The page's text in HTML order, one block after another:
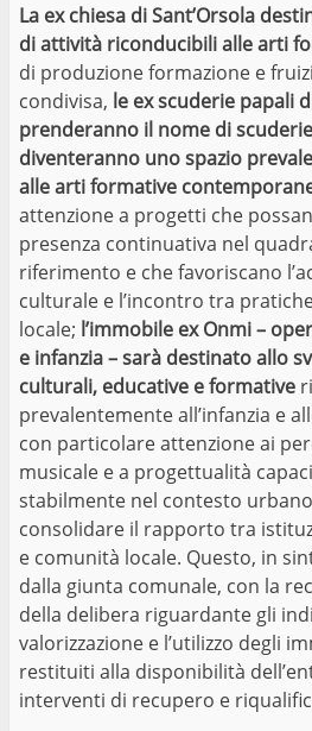
La ex chiesa di Sant’Orsola
di attività riconducibili alle arti
di produzione formazione e
condivisa, le ex scuderie papali
prenderanno il nome di
diventeranno uno spazio
alle arti formative
attenzione a progetti che
presenza continuativa nel
riferimento e che favoriscano
culturale e l’incontro tra
locale; l’immobile ex Onmi –
e infanzia – sarà destinato allo
culturali, educative e formative
prevalentemente all’infanzia e
con particolare attenzione ai
musicale e a progettualità
stabilmente nel contesto
consolidare il rapporto tra
e comunità locale. Questo, in
dalla giunta comunale, con la
della delibera riguardante gli
valorizzazione e l’utilizzo degli
restituiti alla disponibilità
interventi di recupero e